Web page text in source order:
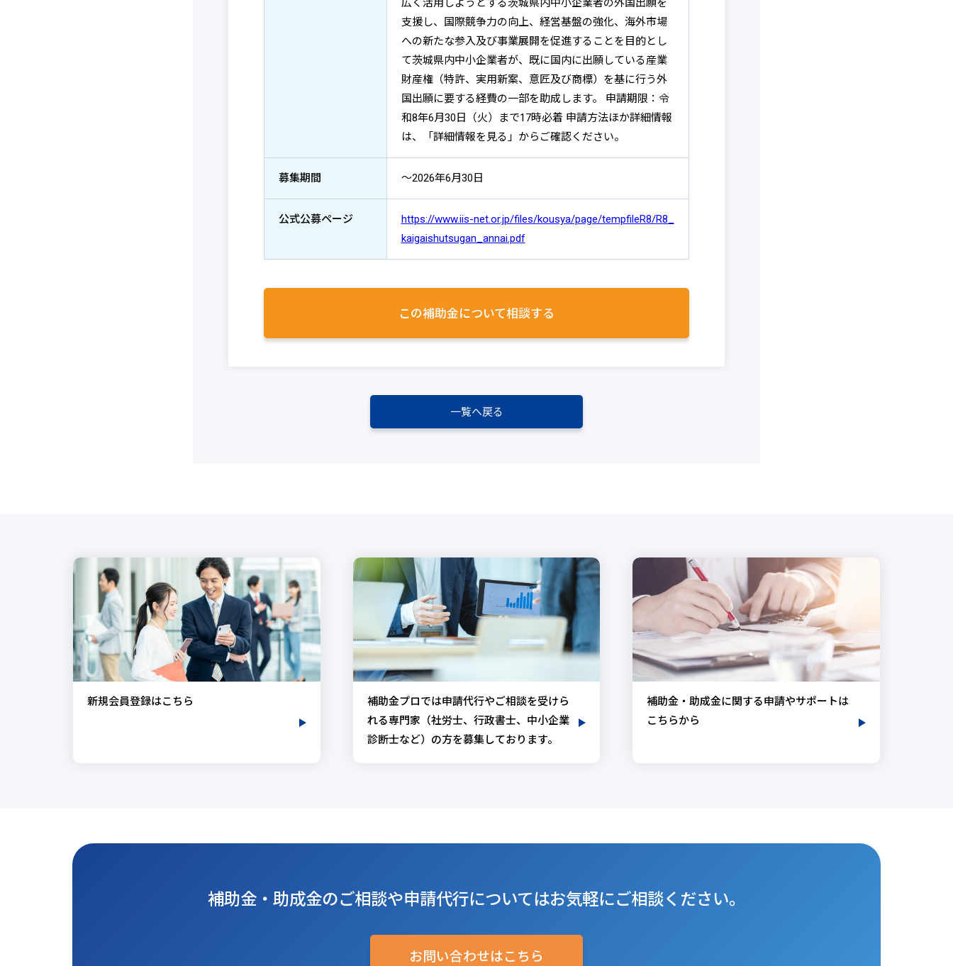
広く活用しようとする茨城県内中小企業者の外国出願を
支援し、国際競争力の向上、経営基盤の強化、海外市場
への新たな参入及び事業展開を促進することを目的とし
て茨城県内中小企業者が、既に国内に出願している産業
財産権（特許、実用新案、意匠及び商標）を基に行う外
国出願に要する経費の一部を助成します。 申請期限：令
和8年6月30日（火）まで17時必着 申請方法ほか詳細情報
は、「詳細情報を見る」からご確認ください。
募集期間 ～2026年6月30日
公式公募ページ
https://www.iis-net.or.jp/files/kousya/page/tempfileR8/R8_
kaigaishutsugan_annai.pdf
この補助金について相談する
一覧へ戻る
新規会員登録はこちら
補助金プロでは申請代行やご相談を受けら
れる専門家（社労士、行政書士、中小企業
診断士など）の方を募集しております。
補助金・助成金に関する申請やサポートは
こちらから
補助金・助成金のご相談や申請代行についてはお気軽にご相談ください。
お問い合わせはこちら